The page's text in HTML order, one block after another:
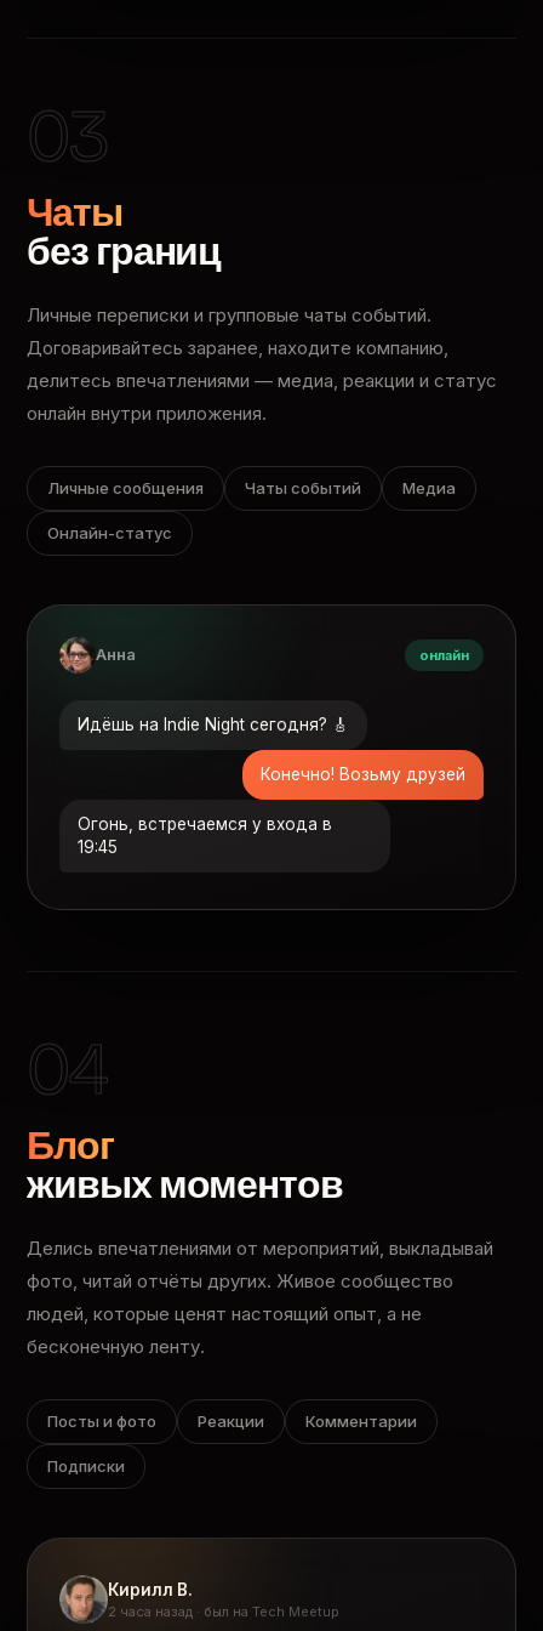
03
Чаты
без границ
Личные переписки и групповые чаты событий.
Договаривайтесь заранее, находите компанию,
делитесь впечатлениями — медиа, реакции и статус
онлайн внутри приложения.
Личные сообщения Чаты событий Медиа
Онлайн-статус
Анна онлайн
Идёшь на Indie Night сегодня? 🎸
Конечно! Возьму друзей
Огонь, встречаемся у входа в
19:45
04
Блог
живых моментов
Делись впечатлениями от мероприятий, выкладывай
фото, читай отчёты других. Живое сообщество
людей, которые ценят настоящий опыт, а не
бесконечную ленту.
Посты и фото Реакции Комментарии
Подписки
Кирилл В.
2 часа назад · был на Tech Meetup